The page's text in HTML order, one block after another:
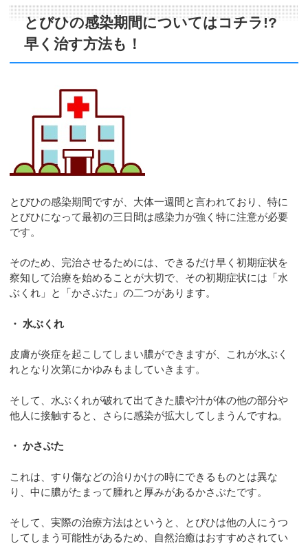
とびひの感染期間についてはコチラ!?
早く治す方法も！
とびひの感染期間ですが、大体一週間と言われており、特に
とびひになって最初の三日間は感染力が強く特に注意が必要
です。
そのため、完治させるためには、できるだけ早く初期症状を
察知して治療を始めることが大切で、その初期症状には「水
ぶくれ」と「かさぶた」の二つがあります。
・ 水ぶくれ
皮膚が炎症を起こしてしまい膿ができますが、これが水ぶく
れとなり次第にかゆみもましていきます。
そして、水ぶくれが破れて出てきた膿や汁が体の他の部分や
他人に接触すると、さらに感染が拡大してしまうんですね。
・ かさぶた
これは、すり傷などの治りかけの時にできるものとは異な
り、中に膿がたまって腫れと厚みがあるかさぶたです。
そして、実際の治療方法はというと、とびひは他の人にうつ
してしまう可能性があるため、自然治癒はおすすめされてい